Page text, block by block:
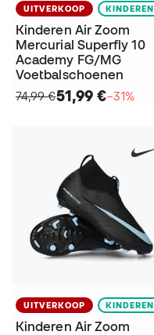
UITVERKOOP KINDEREN
Kinderen Air Zoom
Mercurial Superfly 10
Academy FG/MG
Voetbalschoenen
74,99 €51,99 €−31%
UITVERKOOP KINDEREN
Kinderen Air Zoom